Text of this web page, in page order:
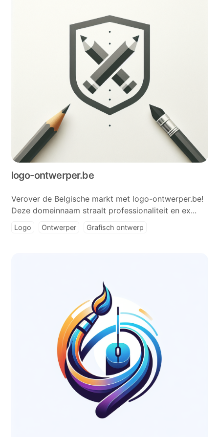
logo-ontwerper.be
Verover de Belgische markt met logo-ontwerper.be!
Deze domeinnaam straalt professionaliteit en ex...
Logo Ontwerper Grafisch ontwerp